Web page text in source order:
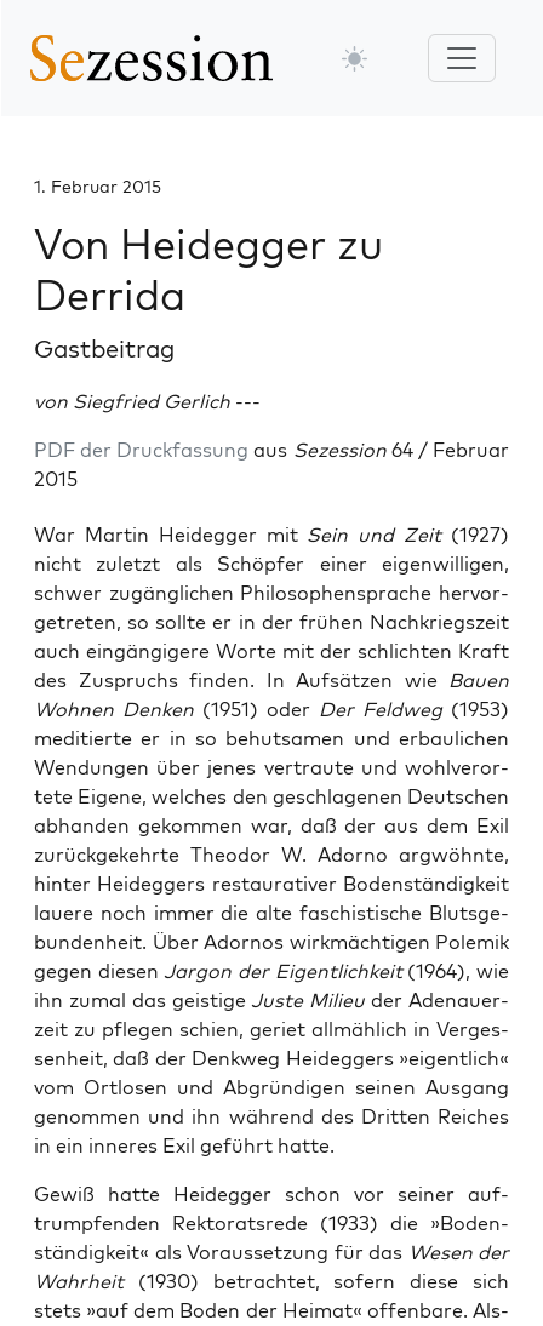
1. Februar 2015
Von Heidegger zu
Derrida
Gastbeitrag
von Siegfried Gerlich ---
PDF der Druckfassung aus Sezession64 / Februar
2015
War Mar­tin Heid­eg­ger mit Sein und Zeit(1927)
nicht zuletzt als Schöp­fer einer eigen­wil­li­gen,
schwer zugäng­li­chen Phi­lo­so­phen­spra­che her­vor­
ge­tre­ten, so soll­te er in der frü­hen Nach­kriegs­zeit
auch ein­gän­gi­ge­re Wor­te mit der schlich­ten Kraft
des Zuspruchs fin­den. In Auf­sät­zen wie Bau­en
Woh­nen Den­ken (1951) oder Der Feld­weg(1953)
medi­tier­te er in so behut­sa­men und erbau­li­chen
Wen­dun­gen über jenes ver­trau­te und wohl­ver­or­
te­te Eige­ne, wel­ches den geschla­ge­nen Deut­schen
abhan­den gekom­men war, daß der aus dem Exil
zurück­ge­kehr­te Theo­dor W. Ador­no arg­wöhn­te,
hin­ter Heid­eg­gers restau­ra­ti­ver Boden­stän­dig­keit
laue­re noch immer die alte faschis­ti­sche Bluts­ge­
bun­den­heit. Über Ador­nos wirk­mäch­ti­gen Pole­mik
gegen die­senJar­gon der Eigent­lich­keit(1964), wie
ihn zumal das geis­ti­geJus­te Milieu der Ade­nau­er­
zeit zu pfle­gen schien, geriet all­mäh­lich in Ver­ges­
sen­heit, daß der Denk­weg Heid­eg­gers »eigent­lich«
vom Ort­lo­sen und Abgrün­di­gen sei­nen Aus­gang
genom­men und ihn wäh­rend des Drit­ten Rei­ches
in ein inne­res Exil geführt hatte.
Gewiß hat­te Heid­eg­ger schon vor sei­ner auf­
trump­fen­den Rek­to­rats­re­de (1933) die »Boden­
stän­dig­keit« als Vor­aus­set­zung für das Wesen der
Wahr­heit(1930) betrach­tet, sofern die­se sich
stets »auf dem Boden der Hei­mat« offen­ba­re. Als­